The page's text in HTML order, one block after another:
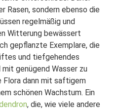
Rasen, sondern ebenso die
regelmäßig und
Witterung bewässert
gepflanzte Exemplare, die
und tiefgehendes
genügend Wasser zu
Flora dann mit saftigem
schönen Wachstum. Ein
, die, wie viele andere